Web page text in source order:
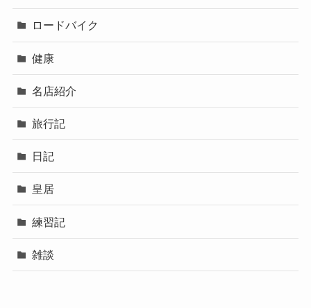
ロードバイク
健康
名店紹介
旅行記
日記
皇居
練習記
雑談